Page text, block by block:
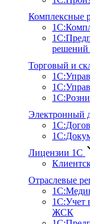
Комплексные
решений
Торговый и
Электронный
Лицензии 1С
Отраслевые
ЖСК